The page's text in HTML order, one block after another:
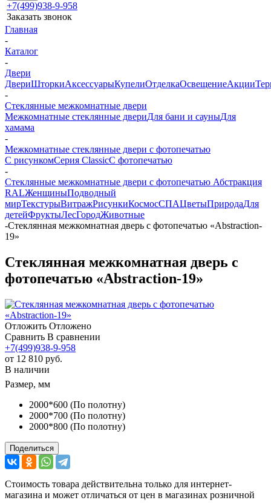
+7(499)938-9-958
Заказать звонок
Главная
-
Каталог
-
Двери
ДвериШторкиАксессуарыКупелиОтделкаОсвещениеАкции
-
Стеклянные межкомнатные двери
Межкомнатные стеклянные двериДля бани и сауныДля
хамама
-
Межкомнатные стеклянные двери с фотопечатью
С рисункомСерия ClassicС фотопечатью
-
Стеклянные межкомнатные двери с фотопечатью Абстракция
RALЖенщиныПодводный
мирТекстурыВитражРисункиКосмосСПАЦветыПриродаДля
детейФруктыЛесГородЖивотные
-Стеклянная межкомнатная дверь с фотопечатью «Abstraction-
19»
Стеклянная межкомнатная дверь с
фотопечатью «Abstraction-19»
Отложить Отложено
Сравнить В сравнении
+7(499)938-9-958
от 12 810 руб.
В наличии
Размер, мм
2000*600 (По полотну)
2000*700 (По полотну)
2000*800 (По полотну)
Поделиться
Стоимость товара действительна только для интернет-
магазина и может отличаться от цен в магазинах розничной